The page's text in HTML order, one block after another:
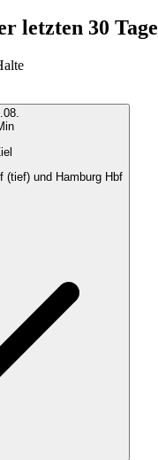
letzten 30 Tage
(tief) und Hamburg Hbf